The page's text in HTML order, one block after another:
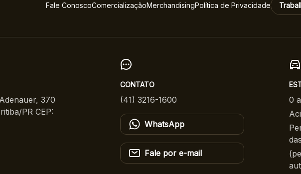
Fale ConoscoComercializaçãoMerchandisingPolítica de Privacidade
370
PR CEP:
CONTATO
(41) 3216-1600
WhatsApp
Fale por e-mail
0